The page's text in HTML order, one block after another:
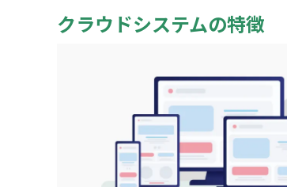
クラウドシステムの特徴